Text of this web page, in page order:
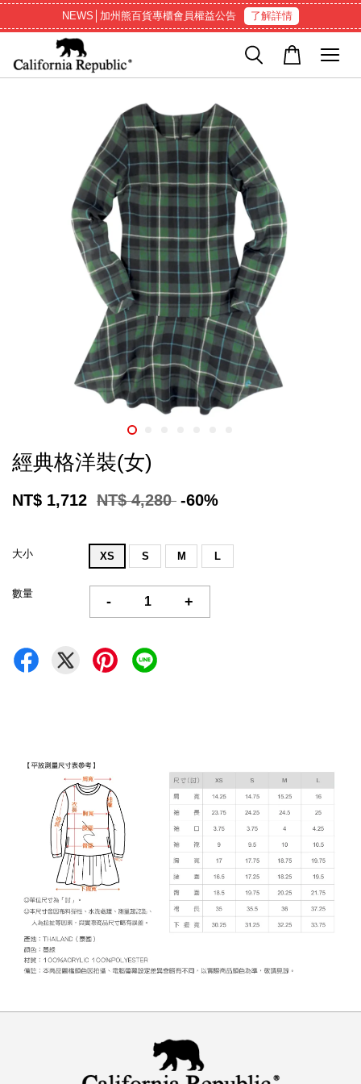
NEWS│加州熊百貨專櫃會員權益公告 了解詳情
經典格洋裝(女)
NT$ 1,712 NT$ 4,280 -60%
大小 XS S M L
數量
- +